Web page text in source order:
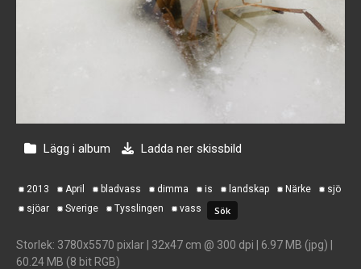
Lägg i album Ladda ner skissbild
2013 April bladvass dimma is landskap Närke
sjö
sjöar
Sverige Tysslingen vass
Storlek: 3780x5570 pixlar | 32x47 cm @ 300 dpi | 6.97 MB (jpg) |
60.24 MB (8 bit RGB)